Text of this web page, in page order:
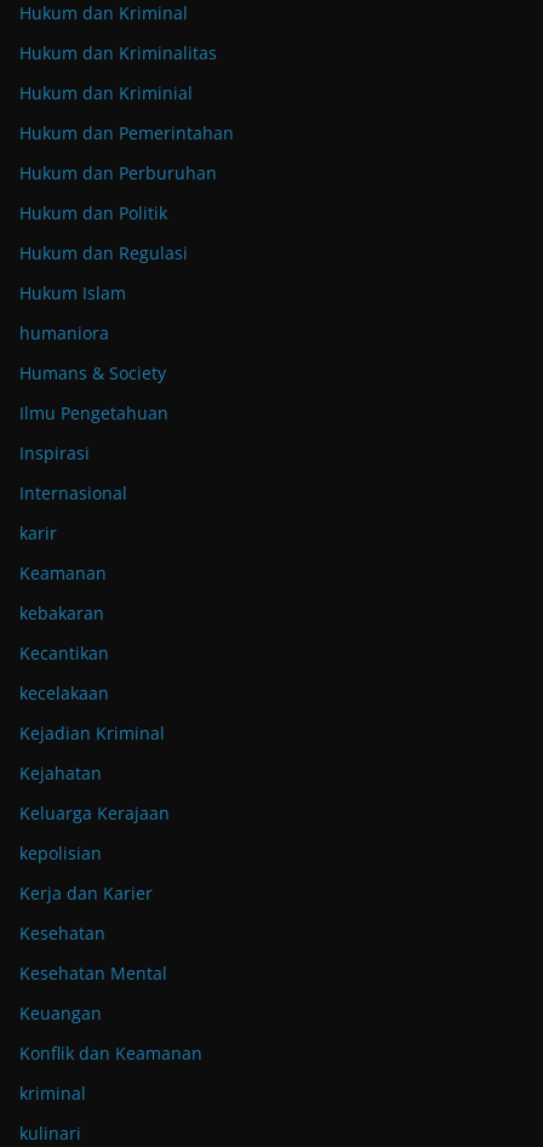
Hukum dan Kriminal
Hukum dan Kriminalitas
Hukum dan Kriminial
Hukum dan Pemerintahan
Hukum dan Perburuhan
Hukum dan Politik
Hukum dan Regulasi
Hukum Islam
humaniora
Humans & Society
Ilmu Pengetahuan
Inspirasi
Internasional
karir
Keamanan
kebakaran
Kecantikan
kecelakaan
Kejadian Kriminal
Kejahatan
Keluarga Kerajaan
kepolisian
Kerja dan Karier
Kesehatan
Kesehatan Mental
Keuangan
Konflik dan Keamanan
kriminal
kulinari